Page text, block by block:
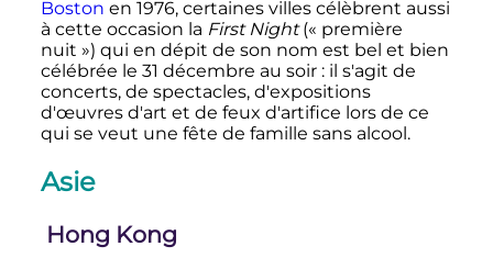
Boston en 1976, certaines villes célèbrent aussi
à cette occasion la First Night(« première
nuit ») qui en dépit de son nom est bel et bien
célébrée le 31 décembre au soir : il s'agit de
concerts, de spectacles, d'expositions
d'œuvres d'art et de feux d'artifice lors de ce
qui se veut une fête de famille sans alcool.
Asie
Hong Kong